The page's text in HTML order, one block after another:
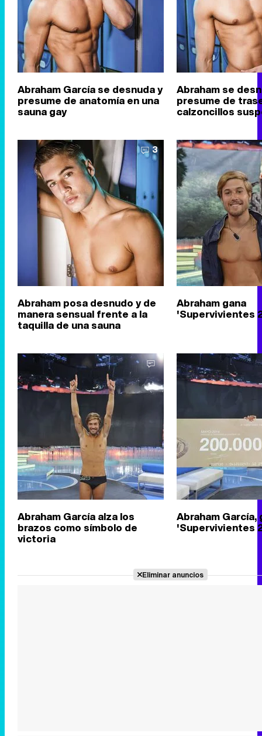
Abraham García se desnuda y
presume de anatomía en una
sauna gay
Abraham se
presume de
calzoncillos
3
Abraham posa desnudo y de
manera sensual frente a la
taquilla de una sauna
Abraham gana
'Supervivientes
Abraham García alza los
brazos como símbolo de
victoria
Abraham García,
'Supervivientes
Eliminar anuncios